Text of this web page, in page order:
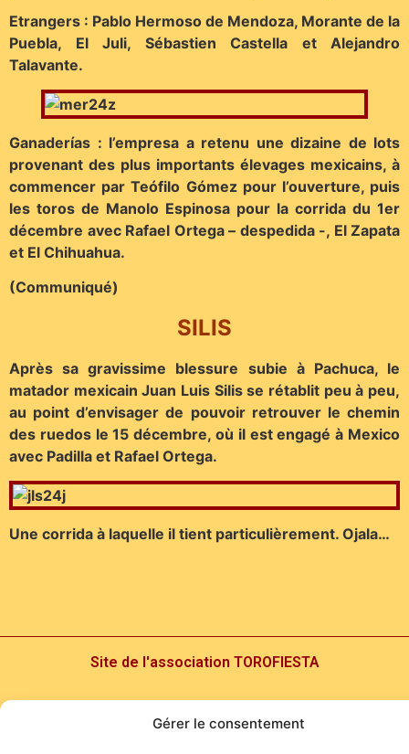
Gérer le consentement
Etrangers : Pablo Hermoso de Mendoza, Morante de la
Puebla, El Juli, Sébastien Castella et Alejandro
Talavante.
Ganaderías : l’empresa a retenu une dizaine de lots
provenant des plus importants élevages mexicains, à
commencer par Teófilo Gómez pour l’ouverture, puis
les toros de Manolo Espinosa pour la corrida du 1er
décembre avec Rafael Ortega – despedida -, El Zapata
et El Chihuahua.
(Communiqué)
SILIS
Après sa gravissime blessure subie à Pachuca, le
matador mexicain Juan Luis Silis se rétablit peu à peu,
au point d’envisager de pouvoir retrouver le chemin
des ruedos le 15 décembre, où il est engagé à Mexico
avec Padilla et Rafael Ortega.
Une corrida à laquelle il tient particulièrement. Ojala…
Site de l'association TOROFIESTA